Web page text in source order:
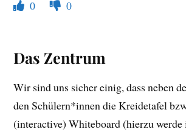
0 0
Das Zentrum
Wir sind uns sicher einig, dass neben
den Schülern*innen die Kreidetafel
(interactive) Whiteboard (hierzu